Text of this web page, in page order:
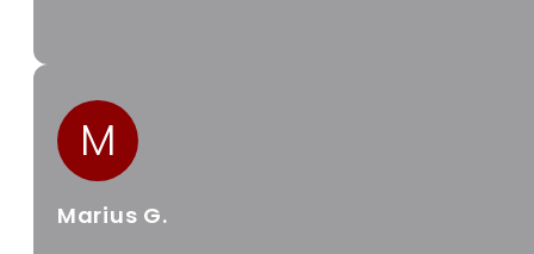
M
Marius G.